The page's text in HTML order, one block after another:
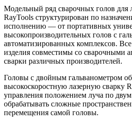
Модельный ряд сварочных голов для
RayTools структурирован по
исполнению — от портативных
высокопроизводительных голов с
автоматизированных комплексов.
изделия совместимы со сварочными
сварки различных производителей.
Головы с двойным гальванометром
высокоскоростную лазерную сварку
управления положением луча по двум
обрабатывать сложные
перемещения самой головы.